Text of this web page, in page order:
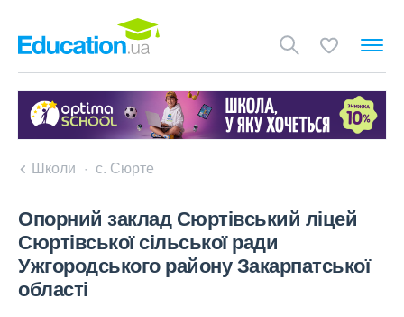
Школи с. Сюрте
Опорний заклад Сюртівський ліцей
Сюртівської сільської ради
Ужгородського району Закарпатської
області